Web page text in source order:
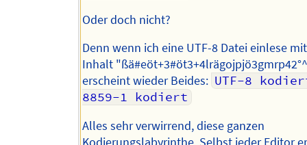
Oder doch nicht?
Denn wenn ich eine UTF-8 Datei einlese
Inhalt
erscheint wieder Beides: UTF-8
8859-1 kodiert
Alles sehr verwirrend, diese ganzen